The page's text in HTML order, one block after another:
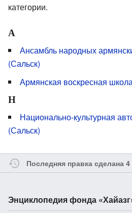
категории.
А
Ансамбль народных
(Сальск)
Армянская воскресная
Н
Национально-культурная
(Сальск)
Последняя правка сделана 4
Энциклопедия фонда